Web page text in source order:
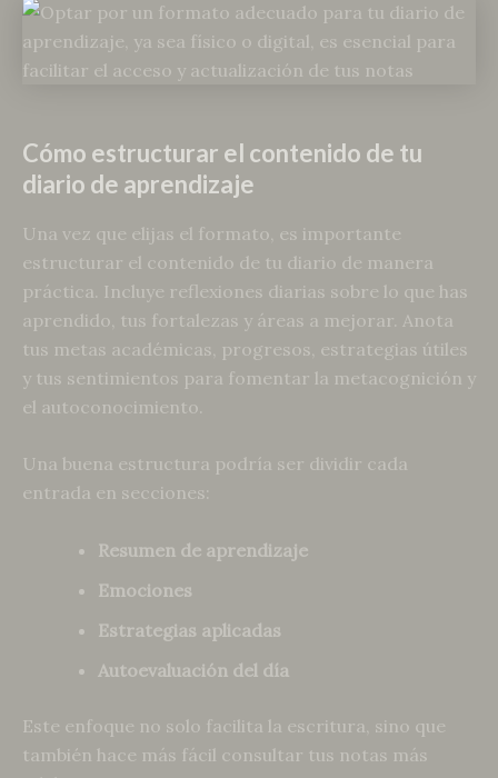
Cómo estructurar el contenido de tu
diario de aprendizaje
Una vez que elijas el formato, es importante
estructurar el contenido de tu diario de manera
práctica. Incluye reflexiones diarias sobre lo que has
aprendido, tus fortalezas y áreas a mejorar. Anota
tus metas académicas, progresos, estrategias útiles
y tus sentimientos para fomentar la metacognición y
el autoconocimiento.
Una buena estructura podría ser dividir cada
entrada en secciones:
Resumen de aprendizaje
Emociones
Estrategias aplicadas
Autoevaluación del día
Este enfoque no solo facilita la escritura, sino que
también hace más fácil consultar tus notas más